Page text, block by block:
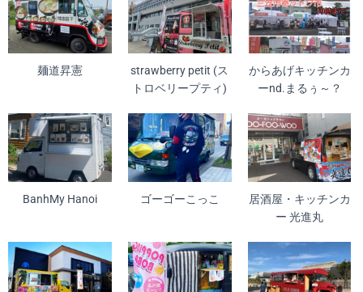
麺道昇憲
strawberry petit (ス
トロベリープティ)
からあげキッチンカ
ーnd.まるぅ～？
BanhMy Hanoi ゴーゴーこっこ
居酒屋・キッチンカ
ー 光進丸